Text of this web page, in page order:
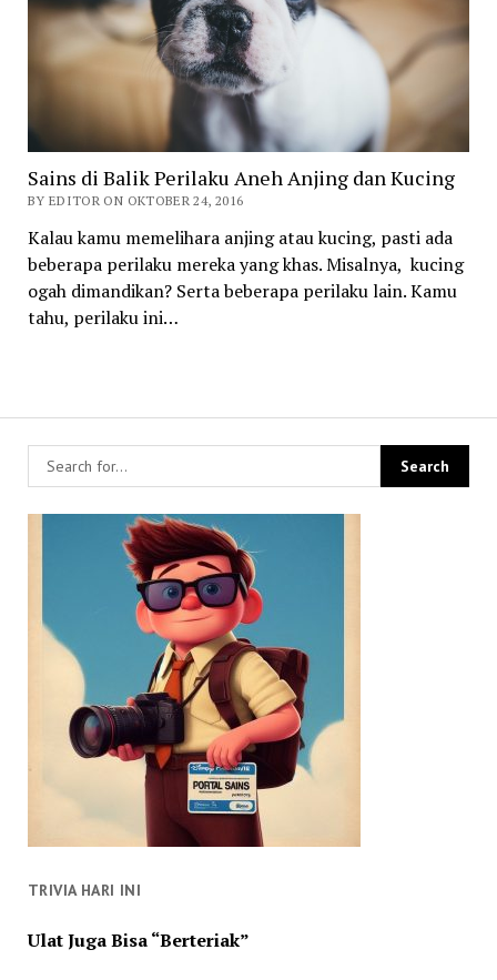
Sains di Balik Perilaku Aneh Anjing dan Kucing
BY EDITOR ON OKTOBER 24, 2016
Kalau kamu memelihara anjing atau kucing, pasti ada
beberapa perilaku mereka yang khas. Misalnya, kucing
ogah dimandikan? Serta beberapa perilaku lain. Kamu
tahu, perilaku ini…
TRIVIA HARI INI
Ulat Juga Bisa “Berteriak”